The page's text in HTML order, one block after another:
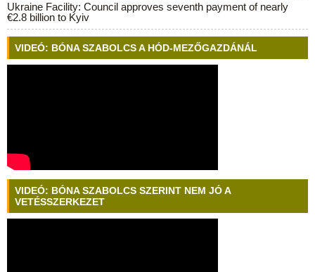
Ukraine Facility: Council approves seventh payment of nearly
€2.8 billion to Kyiv
VIDEÓ: BÓNA SZABOLCS A HÓD-MEZŐGAZDÁNÁL
VIDEÓ: BÓNA SZABOLCS SZERINT NEM JÓ A
VETÉSSZERKEZET